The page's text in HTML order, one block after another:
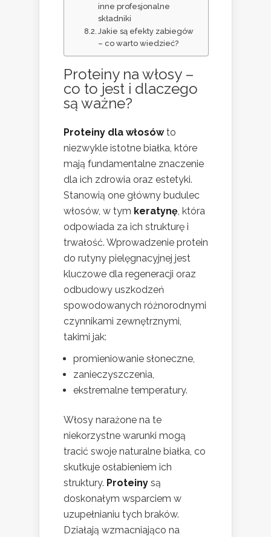
inne profesjonalne
składniki
Jakie są efekty zabiegów
– co warto wiedzieć?
Proteiny na włosy –
co to jest i dlaczego
są ważne?
Proteiny dla włosówto
niezwykle istotne białka, które
mają fundamentalne znaczenie
dla ich zdrowia oraz estetyki.
Stanowią one główny budulec
włosów, w tym keratynę, która
odpowiada za ich strukturę i
trwałość. Wprowadzenie protein
do rutyny pielęgnacyjnej jest
kluczowe dla regeneracji oraz
odbudowy uszkodzeń
spowodowanych różnorodnymi
czynnikami zewnętrznymi,
takimi jak:
promieniowanie słoneczne,
zanieczyszczenia,
ekstremalne temperatury.
Włosy narażone na te
niekorzystne warunki mogą
tracić swoje naturalne białka, co
skutkuje osłabieniem ich
struktury. Proteiny są
doskonałym wsparciem w
uzupełnianiu tych braków.
Działają wzmacniająco na